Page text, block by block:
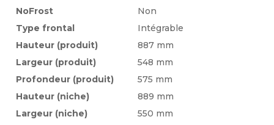
Données techniques
Consommation d’énergie en 365 jours 155 kWh
Consommation d’énergie en 24 h 0.422 kWh
Partie réfrigération
Support à œufs (nombre d’œufs) 12
Compartiments porte avec clapet ou porte
NoFrost
Non
Type frontal
Intégrable
Hauteur (produit)
887 mm
Largeur (produit)
548 mm
Profondeur (produit)
575 mm
Hauteur (niche)
889 mm
Largeur (niche)
550 mm